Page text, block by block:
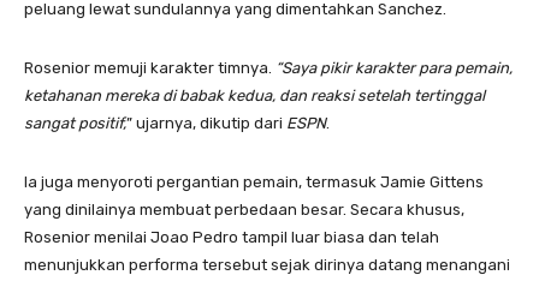
peluang lewat sundulannya yang dimentahkan Sanchez.
Rosenior memuji karakter timnya. “Saya pikir karakter para pemain,
ketahanan mereka di babak kedua, dan reaksi setelah tertinggal
sangat positif,” ujarnya, dikutip dari ESPN.
Ia juga menyoroti pergantian pemain, termasuk Jamie Gittens
yang dinilainya membuat perbedaan besar. Secara khusus,
Rosenior menilai Joao Pedro tampil luar biasa dan telah
menunjukkan performa tersebut sejak dirinya datang menangani